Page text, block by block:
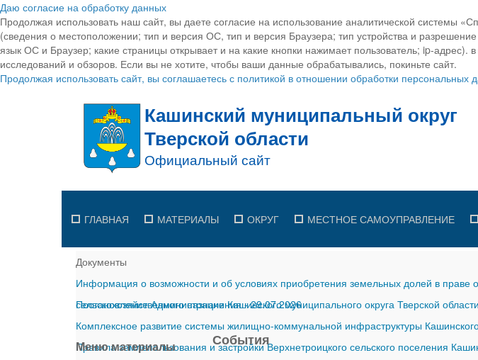
Даю согласие на обработку данных
Продолжая использовать наш сайт, вы даете согласие на использование аналитической системы
(сведения о местоположении; тип и версия ОС, тип и версия Браузера; тип устройства и
язык ОС и Браузер; какие страницы открывает и на какие кнопки нажимает пользователь; ip-адрес).
исследований и обзоров. Если вы не хотите, чтобы ваши данные обрабатывались, покиньте сайт.
Продолжая использовать сайт, вы соглашаетесь с политикой в отношении обработки персональных
ГЛАВНАЯ МАТЕРИАЛЫ ОКРУГ МЕСТНОЕ САМОУПРАВЛЕНИЕ
Документы
Информация о возможности и об условиях приобретения земельных долей в праве
сельскохозяйственного назначения-29.07.2026
Постановление Администрации Кашинского муниципального округа Тверской
Комплексное развитие системы жилищно-коммунальной инфраструктуры
Правила землепользования и застройки Верхнетроицкого сельского поселения
Меню материалы
События